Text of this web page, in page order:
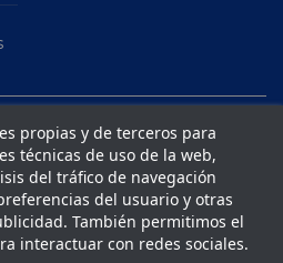
propias y de terceros para
técnicas de uso de la web,
del tráfico de navegación
del usuario y otras
También permitimos el
interactuar con redes sociales.